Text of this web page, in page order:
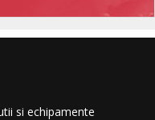
si echipamente